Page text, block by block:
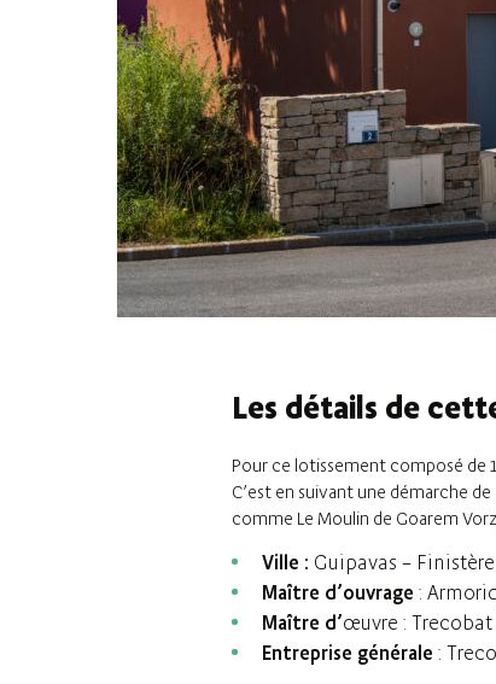
Les détails de
Pour ce lotissement composé de
C’est en suivant une démarche
comme Le Moulin de Goarem
Ville : Guipavas – Finistère
Maître d’ouvrage :
Maître d’œuvre : Trecobat
Entreprise générale :